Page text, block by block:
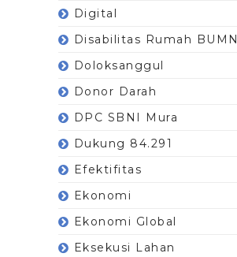
Digital
Disabilitas Rumah BUMN
Doloksanggul
Donor Darah
DPC SBNI Mura
Dukung 84.291
Efektifitas
Ekonomi
Ekonomi Global
Eksekusi Lahan